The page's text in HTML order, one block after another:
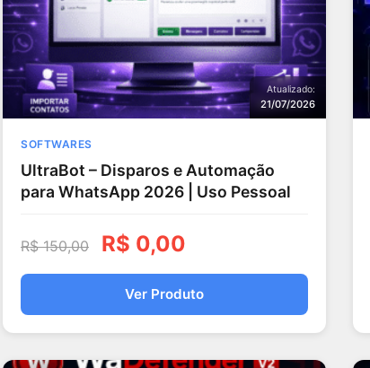
Atualizado:
21/07/2026
SOFTWARES
UltraBot – Disparos e Automação
para WhatsApp 2026 | Uso Pessoal
R$150,00 R$ 0,00
Ver Produto